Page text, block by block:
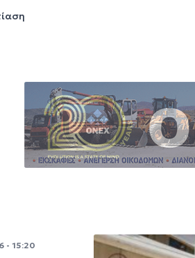
- 15:20